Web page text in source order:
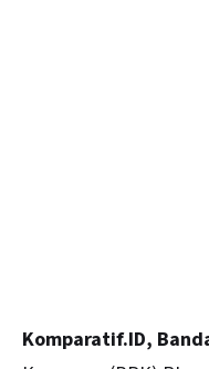
Komparatif.ID,